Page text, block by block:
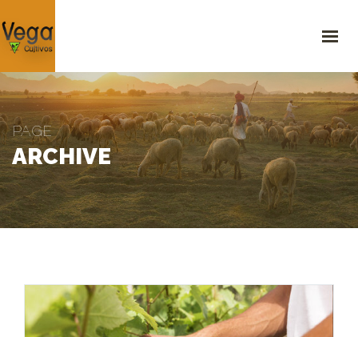
PRODUCTOS
GALERÍA
BLOG
CONTACTO
523 Sylvan Ave, 5th Floor Mountain View, CA 940 USA
+1 (234) 56789,+1 987 654 3210
support@agrocompany.com
PAGE
ARCHIVE